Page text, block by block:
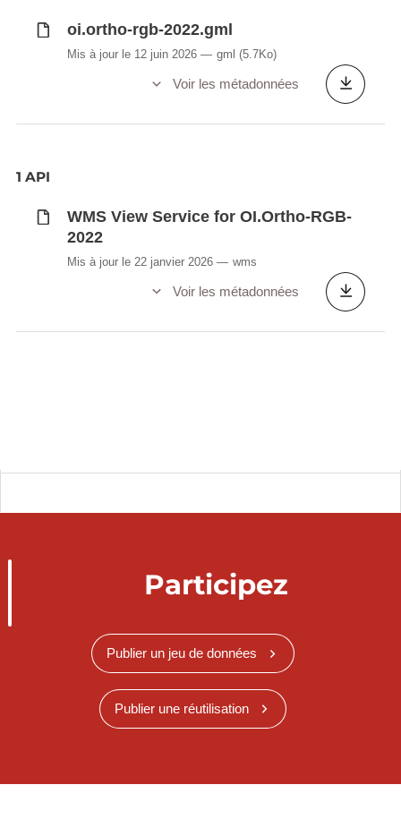
oi.ortho-rgb-2022.gml
Mis à jour le 12 juin 2026 gml (5.7Ko)
Voir les métadonnées
1 API
WMS View Service for OI.Ortho-RGB-
2022
Mis à jour le 22 janvier 2026 wms
Voir les métadonnées
Participez
Publier un jeu de données
Publier une réutilisation